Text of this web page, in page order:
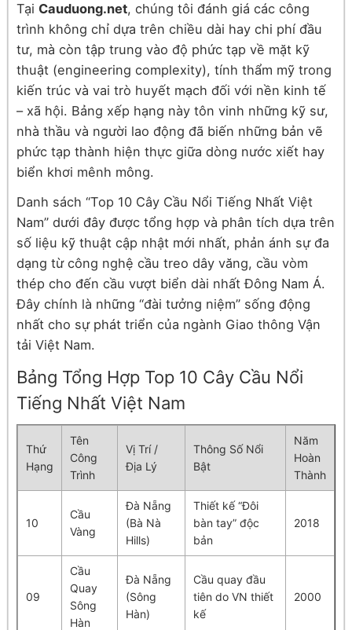
Tại Cauduong.net, chúng tôi đánh giá các công
trình không chỉ dựa trên chiều dài hay chi phí đầu
tư, mà còn tập trung vào độ phức tạp về mặt kỹ
thuật (engineering complexity), tính thẩm mỹ trong
kiến trúc và vai trò huyết mạch đối với nền kinh tế
– xã hội. Bảng xếp hạng này tôn vinh những kỹ sư,
nhà thầu và người lao động đã biến những bản vẽ
phức tạp thành hiện thực giữa dòng nước xiết hay
biển khơi mênh mông.
Danh sách “Top 10 Cây Cầu Nổi Tiếng Nhất Việt
Nam” dưới đây được tổng hợp và phân tích dựa trên
số liệu kỹ thuật cập nhật mới nhất, phản ánh sự đa
dạng từ công nghệ cầu treo dây văng, cầu vòm
thép cho đến cầu vượt biển dài nhất Đông Nam Á.
Đây chính là những “đài tưởng niệm” sống động
nhất cho sự phát triển của ngành Giao thông Vận
tải Việt Nam.
Bảng Tổng Hợp Top 10 Cây Cầu Nổi
Tiếng Nhất Việt Nam
Thứ
Hạng
Tên
Công
Trình
Vị Trí /
Địa Lý
Thông Số Nổi
Bật
Năm
Hoàn
Thành
10
Cầu
Vàng
Đà Nẵng
(Bà Nà
Hills)
Thiết kế “Đôi
bàn tay” độc
bản
2018
09
Cầu
Quay
Sông
Hàn
Đà Nẵng
(Sông
Hàn)
Cầu quay đầu
tiên do VN thiết
kế
2000